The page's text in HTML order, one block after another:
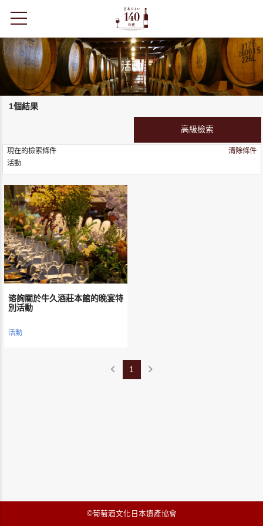
toggle navigation
活動
1個結果
谘詢關於牛久酒莊本館的晚宴特
別活動
活動
現在的檢索條件
清除條件
活動
chevron_left 1 chevron_right
©葡萄酒文化日本遺產協會